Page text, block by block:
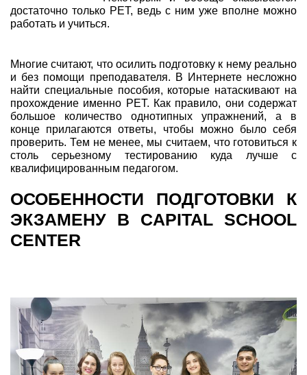
достаточно только PET, ведь с ним уже вполне можно
работать и учиться.
Многие считают, что осилить подготовку к нему реально
и без помощи преподавателя. В Интернете несложно
найти специальные пособия, которые натаскивают на
прохождение именно PET. Как правило, они содержат
большое количество однотипных упражнений, а в
конце прилагаются ответы, чтобы можно было себя
проверить. Тем не менее, мы считаем, что готовиться к
столь серьезному тестированию куда лучше с
квалифицированным педагогом.
ОСОБЕННОСТИ ПОДГОТОВКИ К
ЭКЗАМЕНУ В CAPITAL SCHOOL
CENTER